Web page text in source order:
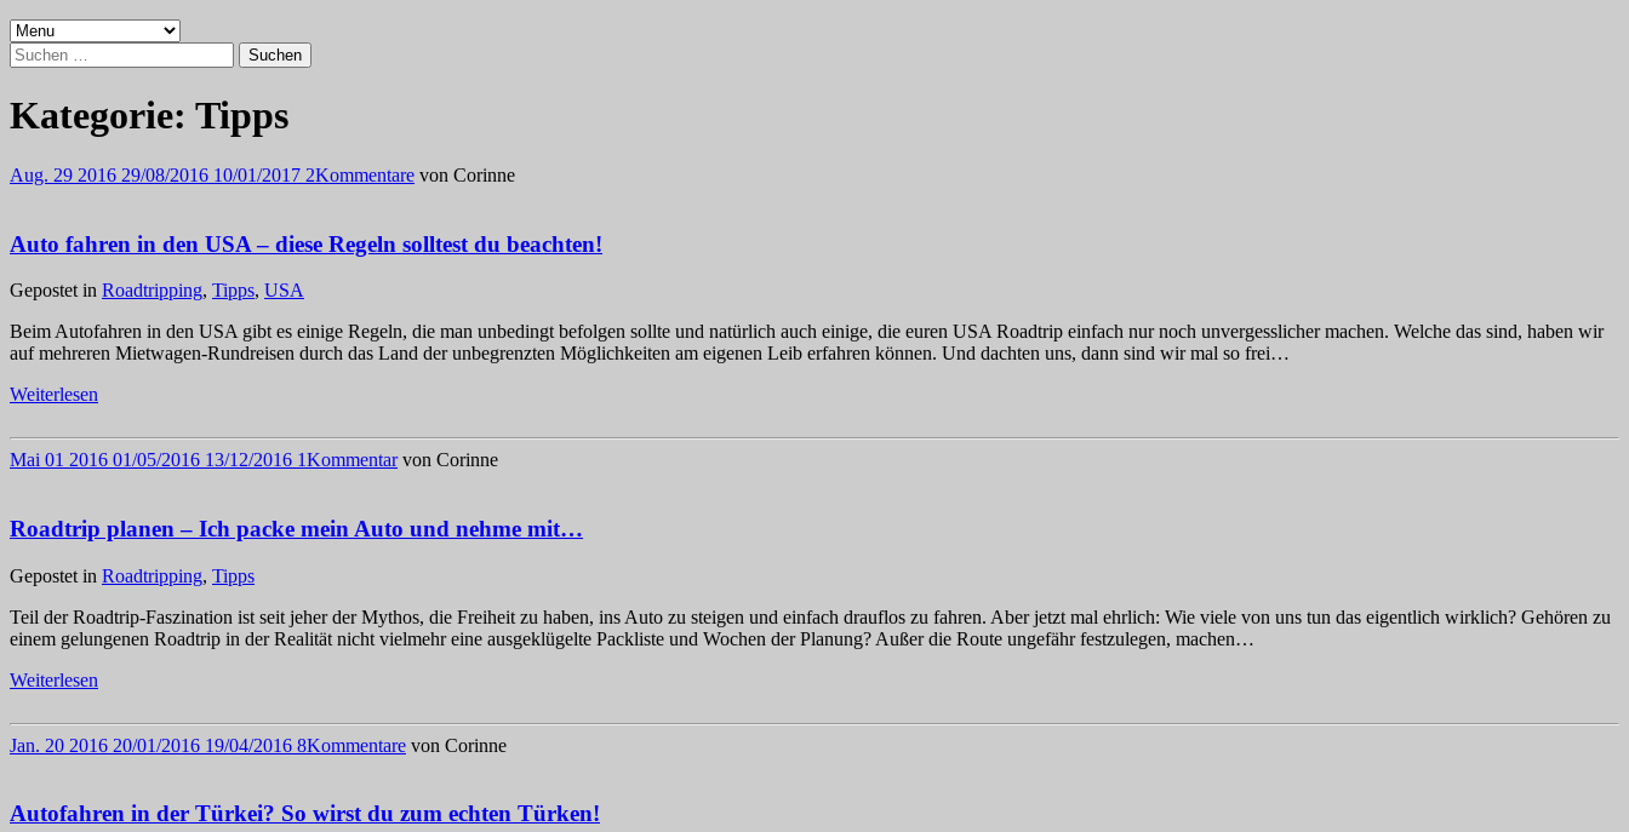
Suchen
nach:
Kategorie: Tipps
Aug. 29 2016 29/08/2016 10/01/2017 2Kommentare von Corinne
Auto fahren in den USA – diese Regeln solltest du beachten!
Gepostet in Roadtripping, Tipps, USA
Beim Autofahren in den USA gibt es einige Regeln, die man unbedingt befolgen sollte und natürlich auch einige, die euren USA Roadtrip einfach nur noch unvergesslicher machen. Welche das sind, haben wir
auf mehreren Mietwagen-Rundreisen durch das Land der unbegrenzten Möglichkeiten am eigenen Leib erfahren können. Und dachten uns, dann sind wir mal so frei…
Weiterlesen
Mai 01 2016 01/05/2016 13/12/2016 1Kommentar von Corinne
Roadtrip planen – Ich packe mein Auto und nehme mit…
Gepostet in Roadtripping, Tipps
Teil der Roadtrip-Faszination ist seit jeher der Mythos, die Freiheit zu haben, ins Auto zu steigen und einfach drauflos zu fahren. Aber jetzt mal ehrlich: Wie viele von uns tun das eigentlich wirklich? Gehören zu
einem gelungenen Roadtrip in der Realität nicht vielmehr eine ausgeklügelte Packliste und Wochen der Planung? Außer die Route ungefähr festzulegen, machen…
Weiterlesen
Jan. 20 2016 20/01/2016 19/04/2016 8Kommentare von Corinne
Autofahren in der Türkei? So wirst du zum echten Türken!